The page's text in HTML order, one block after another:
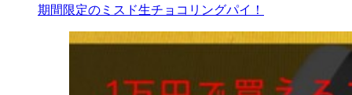
期間限定のミスド生チョコリングパイ！